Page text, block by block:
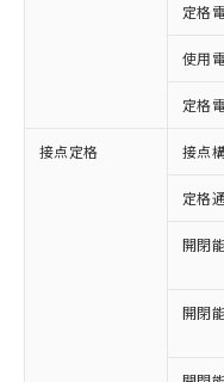
定格
使用
定格
接点定格 接点
定格
開閉
開閉
ご利用条
以下の条件を
ご利用ください
本サービ
※1 対応状況
対応済み：
非含有に対応し
対応予定：EU
有に対応した
対応予定なし
非含有に非対
定はありません
調査・確認中
非含有の対応
※1 中国